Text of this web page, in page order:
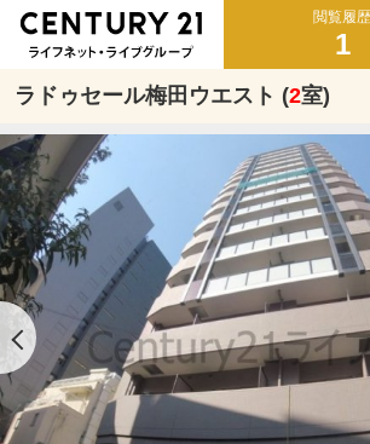
閲覧履歴
1
ラドゥセール梅田ウエスト (2室)